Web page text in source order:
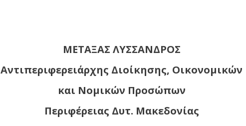
ΜΕΤΑΞΑΣ ΛΥΣΣΑΝΔΡΟΣ
Αντιπεριφερειάρχης Διοίκησης, Οικονομικών
και Νομικών Προσώπων
Περιφέρειας Δυτ. Μακεδονίας